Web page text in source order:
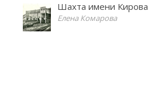
Шахта имени Кирова
Елена Комарова